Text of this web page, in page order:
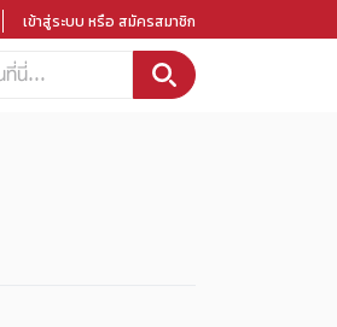
เข้าสู่ระบบ หรือ สมัครสมาชิก